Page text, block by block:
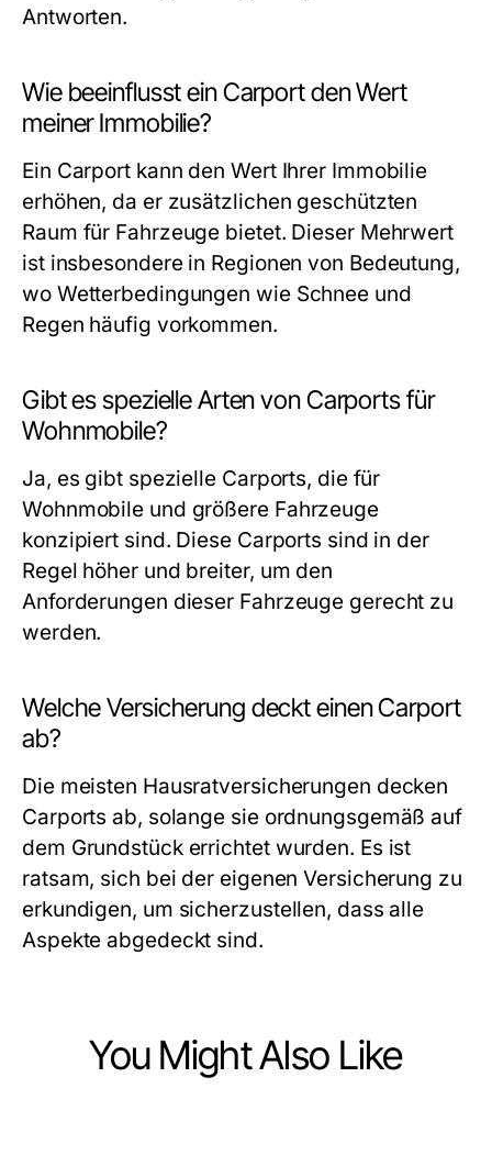
Antworten.
Wie beeinflusst ein Carport den Wert
meiner Immobilie?
Ein Carport kann den Wert Ihrer Immobilie
erhöhen, da er zusätzlichen geschützten
Raum für Fahrzeuge bietet. Dieser Mehrwert
ist insbesondere in Regionen von Bedeutung,
wo Wetterbedingungen wie Schnee und
Regen häufig vorkommen.
Gibt es spezielle Arten von Carports für
Wohnmobile?
Ja, es gibt spezielle Carports, die für
Wohnmobile und größere Fahrzeuge
konzipiert sind. Diese Carports sind in der
Regel höher und breiter, um den
Anforderungen dieser Fahrzeuge gerecht zu
werden.
Welche Versicherung deckt einen Carport
ab?
Die meisten Hausratversicherungen decken
Carports ab, solange sie ordnungsgemäß auf
dem Grundstück errichtet wurden. Es ist
ratsam, sich bei der eigenen Versicherung zu
erkundigen, um sicherzustellen, dass alle
Aspekte abgedeckt sind.
You Might Also Like